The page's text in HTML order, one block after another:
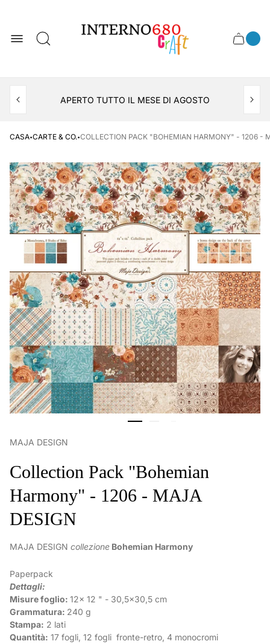
del
negozio
Cassetto
APERTO TUTTO IL MESE DI AGOSTO
CASA·CARTE & CO.·COLLECTION PACK "BOHEMIAN HARMONY" - 1206 -
MAJA DESIGN
Collection Pack "Bohemian
Harmony" - 1206 - MAJA
DESIGN
MAJA DESIGN collezione Bohemian Harmony
Paperpack
Dettagli:
Misure foglio: 12x 12 " - 30,5x30,5 cm
Grammatura: 240 g
Stampa: 2 lati
Quantità: 17 fogli, 12 fogli fronte-retro, 4 monocromi